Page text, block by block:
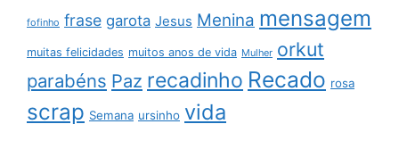
fofinho frase garota Jesus Menina mensagem
muitas felicidades muitos anos de vida Mulher orkut
parabéns Paz recadinho Recado rosa
scrap Semana ursinho vida